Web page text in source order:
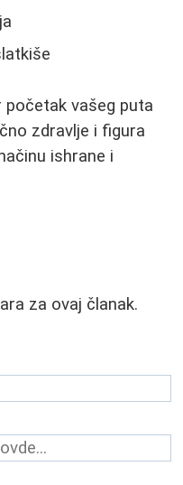
vašeg puta
zdravlje i figura
ishrane i
za ovaj članak.